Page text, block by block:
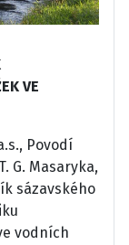
VE
Povodí
G. Masaryka,
sázavského
vodních